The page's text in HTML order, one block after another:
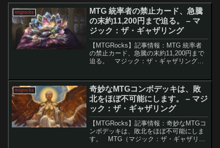
mtgrocks
MTG 統率者の禁止カード、急騰
の末約11,200円まで迫る。 – マ
ジック：ザ・ギャザリング
【MTGRocks】記事情報：MTG 統率者
の禁止カード、急騰の末約11,200円まで
迫る。 マジック：ザ・ギャザリング
ード「宝石の睡蓮」が、近く解禁される
のではな...
mtgrocks
奇妙なMTGコンボデッキは、敗
北をほぼ不可能にします。 – マジ
ック：ザ・ギャザリング
【MTGRocks】記事情報：奇妙なMTGコ
ンボデッキは、敗北をほぼ不可能にしま
す。 MTG（マジック：ザ・ギャザリン